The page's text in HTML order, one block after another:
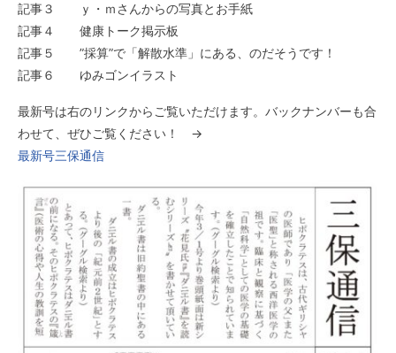
記事３ ｙ・ｍさんからの写真とお手紙
記事４ 健康トーク掲示板
記事５ ”採算”で「解散水準」にある、のだそうです！
記事６ ゆみゴンイラスト
最新号は右のリンクからご覧いただけます。バックナンバーも合
わせて、ぜひご覧ください！ →
最新号三保通信